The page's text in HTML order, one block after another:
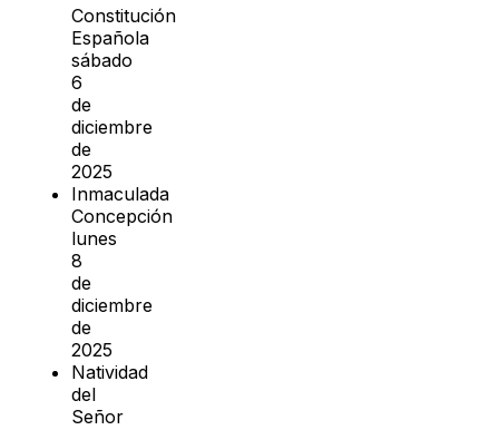
Constitución
Española
sábado
6
de
diciembre
de
2025
Inmaculada
Concepción
lunes
8
de
diciembre
de
2025
Natividad
del
Señor